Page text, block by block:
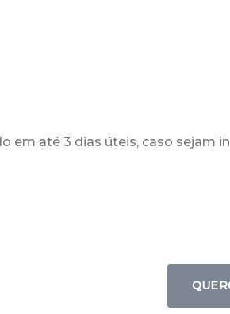
em até 3 dias úteis, caso sejam